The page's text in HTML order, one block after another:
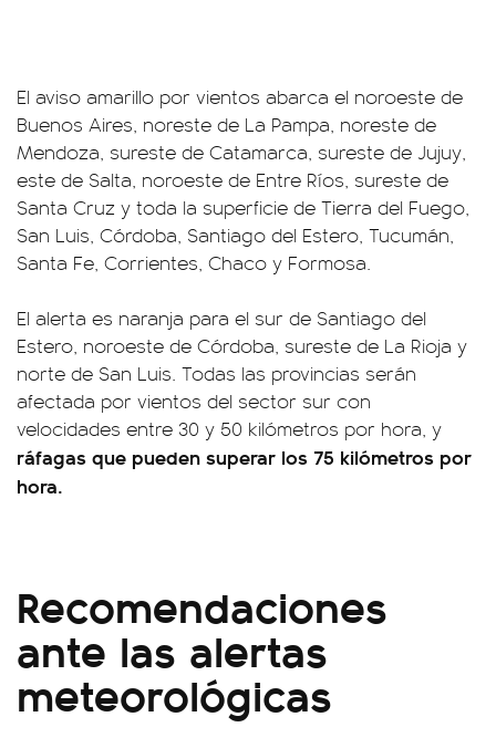
El aviso amarillo por vientos abarca el noroeste de
Buenos Aires, noreste de La Pampa, noreste de
Mendoza, sureste de Catamarca, sureste de Jujuy,
este de Salta, noroeste de Entre Ríos, sureste de
Santa Cruz y toda la superficie de Tierra del Fuego,
San Luis, Córdoba, Santiago del Estero, Tucumán,
Santa Fe, Corrientes, Chaco y Formosa.
El alerta es naranja para el sur de Santiago del
Estero, noroeste de Córdoba, sureste de La Rioja y
norte de San Luis. Todas las provincias serán
afectada por vientos del sector sur con
velocidades entre 30 y 50 kilómetros por hora, y
ráfagas que pueden superar los 75 kilómetros por
hora.
Recomendaciones
ante las alertas
meteorológicas